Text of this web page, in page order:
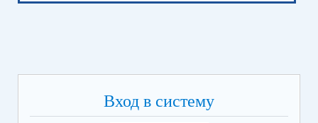
Вход в систему